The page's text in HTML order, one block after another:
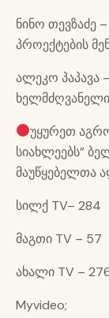
ნინო თევზაძე
პროექტების
ალეკო პაპავა
უყურეთ
სიახლეებს”
მაუწყებელთა
სილქ TV– 284
მაგთი TV – 57
ახალი TV –
Myvideo;